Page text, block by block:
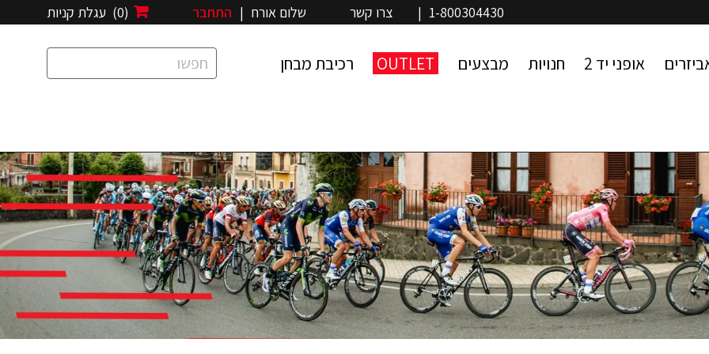
(0) עגלת קניות שלום אורח | התחבר 1-800304430
| צרו קשר
אופני יד 2 חנויות מבצעים OUTLET רכיבת מבחן